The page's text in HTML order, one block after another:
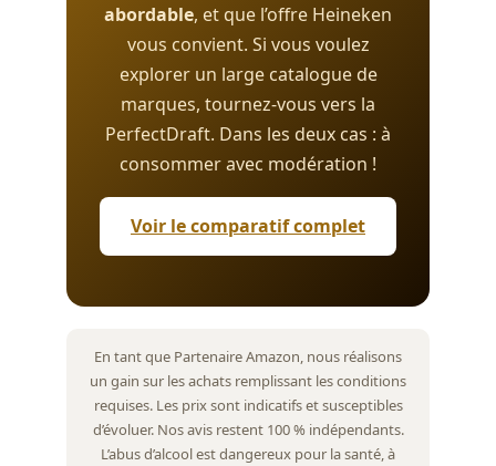
abordable, et que l’offre Heineken
vous convient. Si vous voulez
explorer un large catalogue de
marques, tournez-vous vers la
PerfectDraft. Dans les deux cas : à
consommer avec modération !
Voir le comparatif complet
En tant que Partenaire Amazon, nous réalisons
un gain sur les achats remplissant les conditions
requises. Les prix sont indicatifs et susceptibles
d’évoluer. Nos avis restent 100 % indépendants.
L’abus d’alcool est dangereux pour la santé, à